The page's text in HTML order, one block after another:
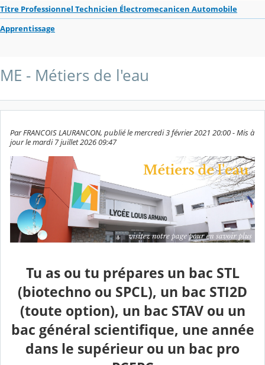
Titre Professionnel Technicien Électromecanicen Automobile
Apprentissage
ME - Métiers de l'eau
Par FRANCOIS LAURANCON, publié le mercredi 3 février 2021 20:00 - Mis à
jour le mardi 7 juillet 2026 09:47
Tu as ou tu prépares un bac STL
(biotechno ou SPCL), un bac STI2D
(toute option), un bac STAV ou un
bac général scientifique, une année
dans le supérieur ou un bac pro